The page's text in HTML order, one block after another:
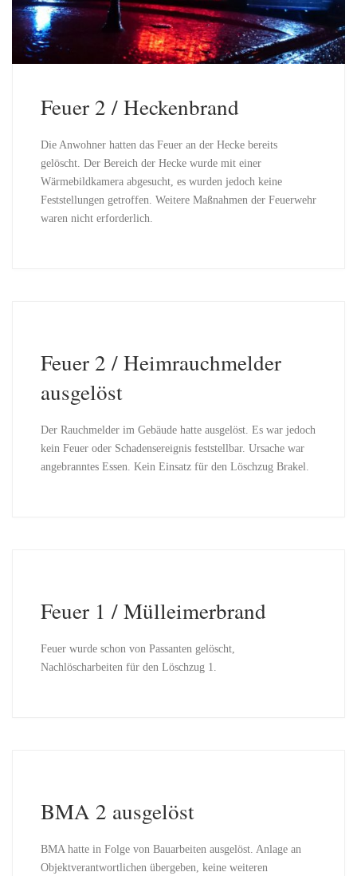
Feuer 2 / Heckenbrand
Die Anwohner hatten das Feuer an der Hecke bereits
gelöscht. Der Bereich der Hecke wurde mit einer
Wärmebildkamera abgesucht, es wurden jedoch keine
Feststellungen getroffen. Weitere Maßnahmen der Feuerwehr
waren nicht erforderlich.
Feuer 2 / Heimrauchmelder
ausgelöst
Der Rauchmelder im Gebäude hatte ausgelöst. Es war jedoch
kein Feuer oder Schadensereignis feststellbar. Ursache war
angebranntes Essen. Kein Einsatz für den Löschzug Brakel.
Feuer 1 / Mülleimerbrand
Feuer wurde schon von Passanten gelöscht,
Nachlöscharbeiten für den Löschzug 1.
BMA 2 ausgelöst
BMA hatte in Folge von Bauarbeiten ausgelöst. Anlage an
Objektverantwortlichen übergeben, keine weiteren